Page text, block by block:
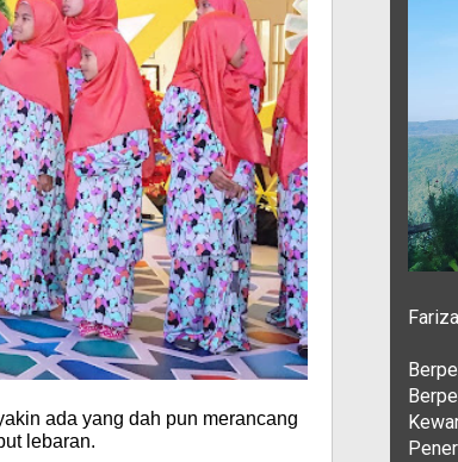
ada yang dah pun merancang
lebaran.